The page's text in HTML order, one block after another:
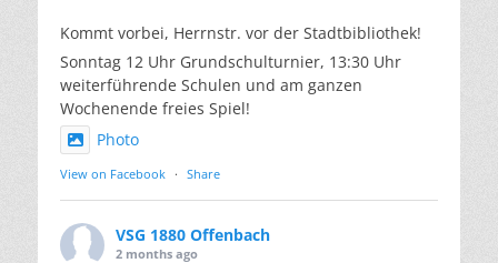
Kommt vorbei, Herrnstr. vor der Stadtbibliothek!
Sonntag 12 Uhr Grundschulturnier, 13:30 Uhr
weiterführende Schulen und am ganzen
Wochenende freies Spiel!
Photo
View on Facebook · Share
VSG 1880 Offenbach
2 months ago